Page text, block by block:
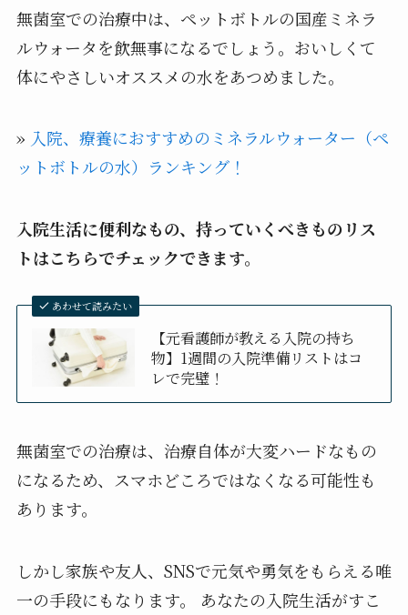
無菌室での治療中は、ペットボトルの国産ミネラ
ルウォータを飲無事になるでしょう。おいしくて
体にやさしいオススメの水をあつめました。
» 入院、療養におすすめのミネラルウォーター（ペ
ットボトルの水）ランキング！
入院生活に便利なもの、持っていくべきものリス
トはこちらでチェックできます。
あわせて読みたい
【元看護師が教える入院の持ち
物】1週間の入院準備リストはコ
レで完璧！
無菌室での治療は、治療自体が大変ハードなもの
になるため、スマホどころではなくなる可能性も
あります。
しかし家族や友人、SNSで元気や勇気をもらえる唯
一の手段にもなります。 あなたの入院生活がすこ